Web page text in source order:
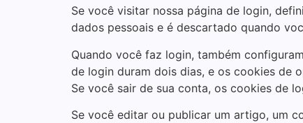
Se você visitar nossa página de login,
dados pessoais e é descartado quando
Quando você faz login, também
de login duram dois dias, e os cookies de
Se você sair de sua conta, os cookies de
Se você editar ou publicar um artigo, um